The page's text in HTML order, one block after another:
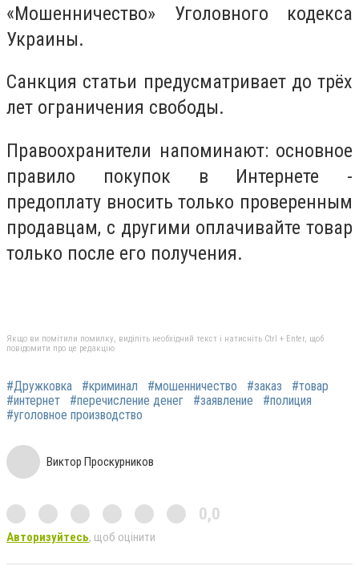
«Мошенничество» Уголовного кодекса
Украины.
Санкция статьи предусматривает до трёх
лет ограничения свободы.
Правоохранители напоминают: основное
правило покупок в Интернете -
предоплату вносить только проверенным
продавцам, с другими оплачивайте товар
только после его получения.
Якщо ви помітили помилку, виділіть необхідний текст і натисніть Ctrl + Enter, щоб
повідомити про це редакцію
#Дружковка #криминал #мошенничество #заказ
#товар
#интернет
#перечисление денег #заявление
#полиция
#уголовное производство
Виктор Проскурников
0,0
Авторизуйтесь, щоб оцінити